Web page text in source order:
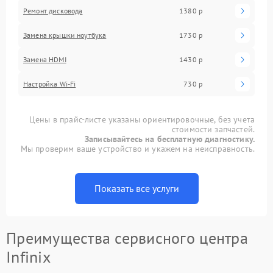
Ремонт дисковода 1380 р
Замена крышки ноутбука 1730 р
Замена HDMI 1430 р
Настройка Wi-Fi 730 р
Цены в прайс-листе указаны ориентировочные, без учета
стоимости запчастей.
Записывайтесь на бесплатную диагностику.
Мы проверим ваше устройство и укажем на неисправность.
Показать все услуги
Преимущества сервисного центра
Infinix